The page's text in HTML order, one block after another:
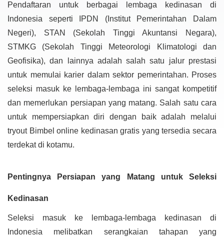
Pendaftaran untuk berbagai lembaga kedinasan di
Indonesia seperti IPDN (Institut Pemerintahan Dalam
Negeri), STAN (Sekolah Tinggi Akuntansi Negara),
STMKG (Sekolah Tinggi Meteorologi Klimatologi dan
Geofisika), dan lainnya adalah salah satu jalur prestasi
untuk memulai karier dalam sektor pemerintahan. Proses
seleksi masuk ke lembaga-lembaga ini sangat kompetitif
dan memerlukan persiapan yang matang. Salah satu cara
untuk mempersiapkan diri dengan baik adalah melalui
tryout Bimbel online kedinasan gratis yang tersedia secara
terdekat di kotamu.
Pentingnya Persiapan yang Matang untuk Seleksi
Kedinasan
Seleksi masuk ke lembaga-lembaga kedinasan di
Indonesia melibatkan serangkaian tahapan yang